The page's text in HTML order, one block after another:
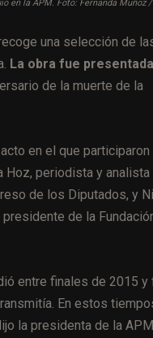
en la APM. Foto: Fernanda Muñoz
una selección de
La obra fue
de la muerte de la
en el que participaron
Hoz, periodista y
de los Diputados, y
de la
entre finales de 2015 y
En estos
la presidenta de la